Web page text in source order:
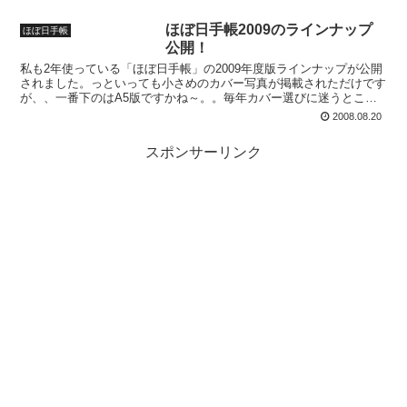
ほぼ日手帳
ほぼ日手帳2009のラインナップ
公開！
私も2年使っている「ほぼ日手帳」の2009年度版ラインナップが公開
されました。っといっても小さめのカバー写真が掲載されただけです
が、、一番下のはA5版ですかね～。。毎年カバー選びに迷うところ
ですが、今回は手帳本体の方が気になります。個人的に... 2008.08.20
スポンサーリンク